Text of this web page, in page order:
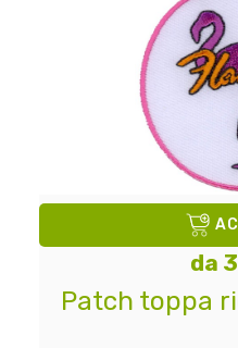
da
Patch toppa